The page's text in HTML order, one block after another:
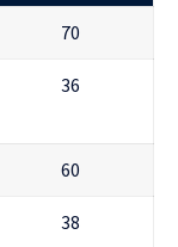
70
36
60
38